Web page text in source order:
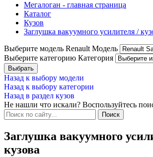
Мегалоган - главная страница
Каталог
Кузов
Заглушка вакуумного усилителя /
Выберите модель Renault Модель
Выберите категорию Категория
Назад к выбору модели
Назад к выбору категории
Назад в раздел кузов
Не нашли что искали? Воспользуйтесь
Заглушка вакуумного
кузова